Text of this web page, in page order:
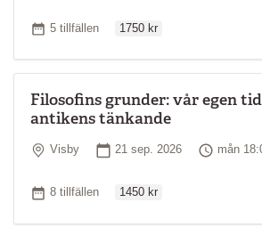
Antal tillfällen
5 tillfällen 1750 kr
Filosofins grunder: vår egen
antikens tänkande
Plats
Visby Startdatum
21 sep. 2026 Tid
mån
Antal tillfällen
8 tillfällen 1450 kr